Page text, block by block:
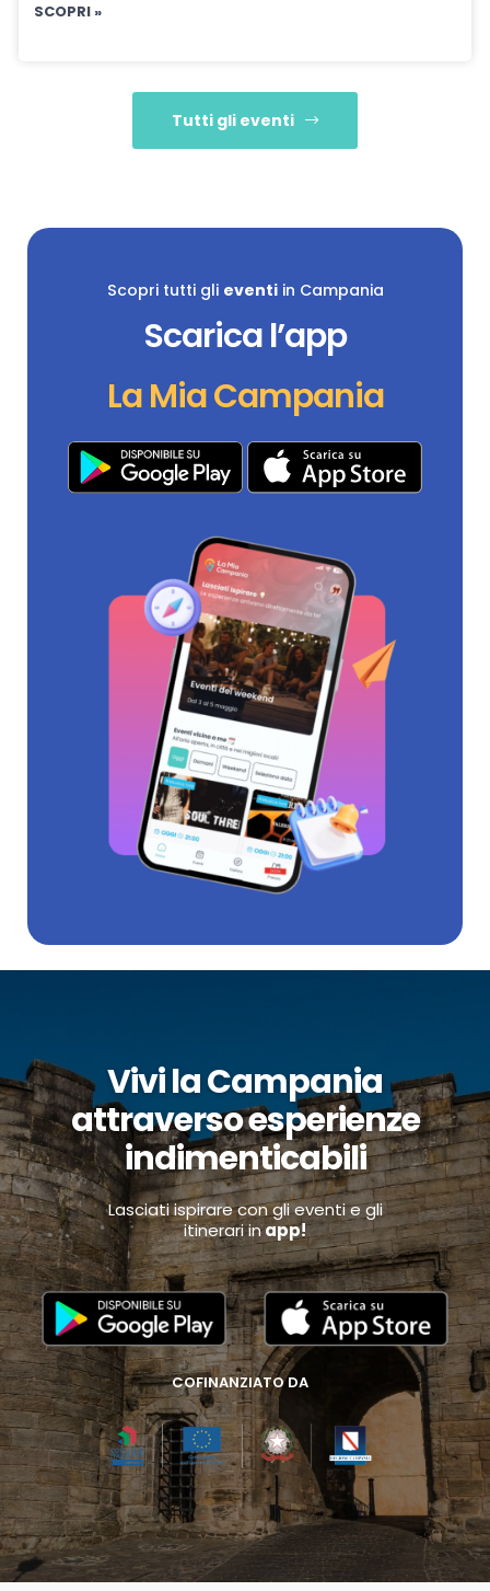
SCOPRI »
Tutti gli eventi
Scopri tutti gli eventiin Campania
Scarica l’app
La Mia Campania
Vivi la Campania
attraverso esperienze
indimenticabili
Lasciati ispirare con gli eventi e gli
itinerari inapp!
COFINANZIATO DA